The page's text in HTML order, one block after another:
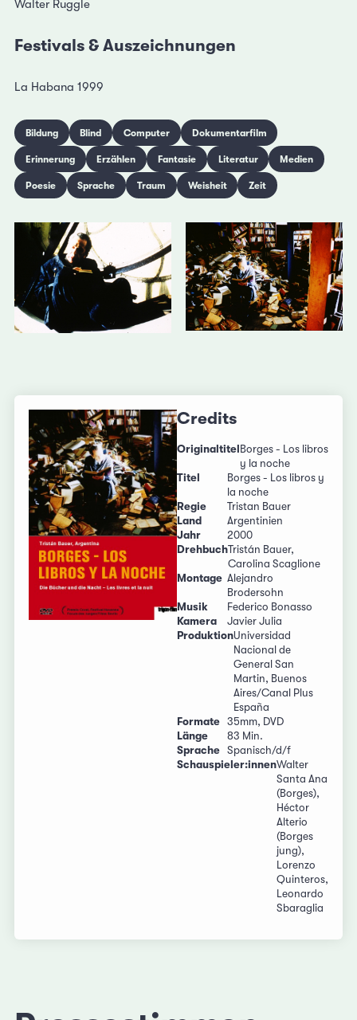
Walter Ruggle
Festivals & Auszeichnungen
La Habana 1999
Bildung Blind Computer Dokumentarfilm
Erinnerung Erzählen Fantasie Literatur Medien
Poesie Sprache Traum Weisheit Zeit
Credits
Originaltitel Borges - Los libros
y la noche
Titel
Borges - Los libros y
la noche
Regie
Tristan Bauer
Land
Argentinien
Jahr
2000
DrehbuchTristán Bauer,
Carolina Scaglione
Montage Alejandro
Brodersohn
Musik
Federico Bonasso
Kamera
Javier Julia
ProduktionUniversidad
Nacional de
General San
Martin, Buenos
Aires/Canal Plus
España
Formate
35mm, DVD
Länge
83 Min.
Sprache
Spanisch/d/f
Schauspieler:innenWalter
Santa Ana
(Borges),
Héctor
Alterio
(Borges
jung),
Lorenzo
Quinteros,
Leonardo
Sbaraglia